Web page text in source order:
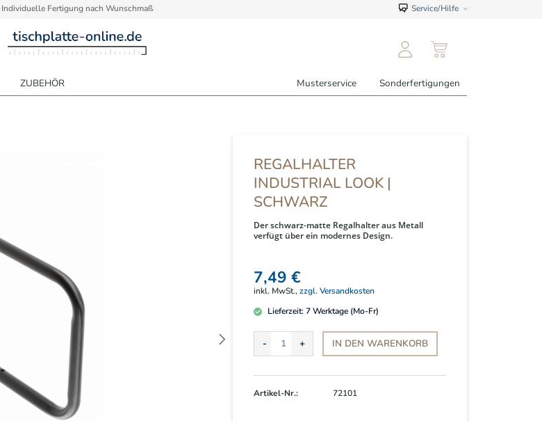
Individuelle Fertigung nach Wunschmaß Service/Hilfe
ZUBEHÖR Musterservice Sonderfertigungen
REGALHALTER
INDUSTRIAL LOOK |
SCHWARZ
Der schwarz-matte Regalhalter aus Metall
verfügt über ein modernes Design.
7,49 €
inkl. MwSt.,zzgl. Versandkosten
Lieferzeit: 7Werktage (Mo-Fr)
IN DEN WARENKORB
Artikel-Nr.: 72101